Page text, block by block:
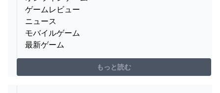
ゲームレビュー
ニュース
モバイルゲーム
最新ゲーム
もっと読む